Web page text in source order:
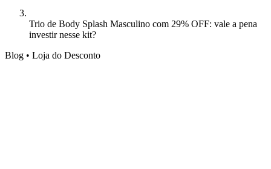
Trio de Body Splash Masculino com 29% OFF: vale a pena
investir nesse kit?
Blog • Loja do Desconto